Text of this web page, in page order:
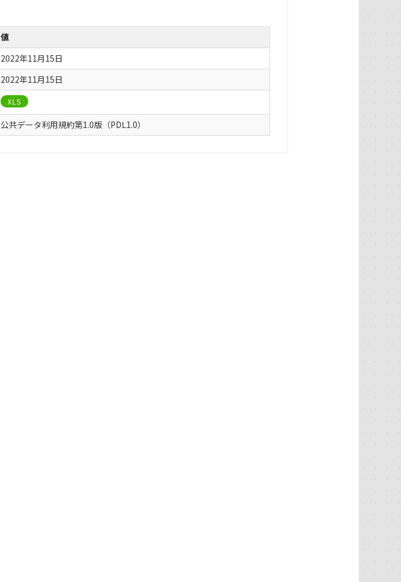
値
2022年11月15日
2022年11月15日
XLS
公共データ利用規約第1.0版（PDL1.0）